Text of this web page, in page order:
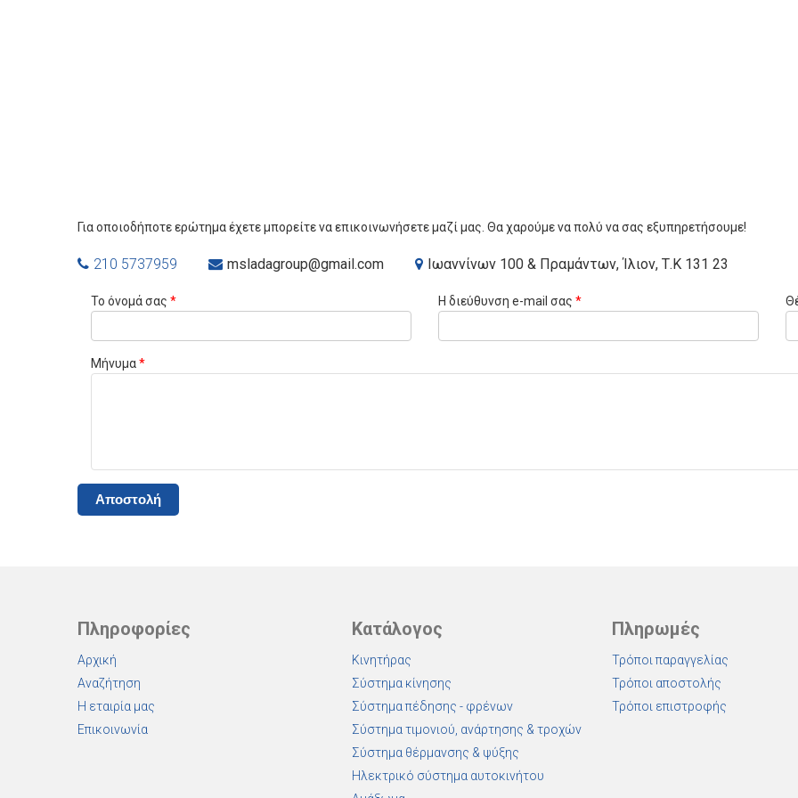
Για οποιοδήποτε ερώτημα έχετε μπορείτε να επικοινωνήσετε μαζί μας. Θα χαρούμε να πολύ να σας εξυπηρετήσουμε!
210 5737959 msladagroup@gmail.com Ιωαννίνων 100 & Πραμάντων, Ίλιον, Τ.Κ 131 23
Το όνομά σας * Η διεύθυνση e-mail σας *
Μήνυμα*
Πληροφορίες
Αρχική
Αναζήτηση
Η εταιρία μας
Επικοινωνία
Κατάλογος
Κινητήρας
Σύστημα κίνησης
Σύστημα πέδησης - φρένων
Σύστημα τιμονιού, ανάρτησης & τροχών
Σύστημα θέρμανσης & ψύξης
Ηλεκτρικό σύστημα αυτοκινήτου
Πληρωμές
Τρόποι παραγγελίας
Τρόποι αποστολής
Τρόποι επιστροφής